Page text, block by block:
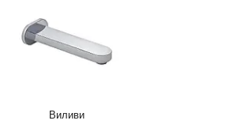
Виливи